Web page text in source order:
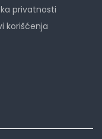
privatnosti
korišćenja